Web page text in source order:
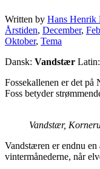
Written by Hans Henrik
Årstiden, December,
Oktober, Tema
Dansk: Vandstær Latin:
Fossekallenen er det på
Foss betyder
Vandstær,
Vandstæren er endnu
vintermånederne, når